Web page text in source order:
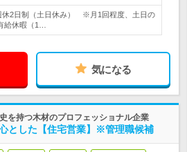
休2日制（土日休み） ※月1回程度、土日の
給休暇（1…
気になる
を持つ木材のプロフェッショナル企業
とした【住宅営業】※管理職候補